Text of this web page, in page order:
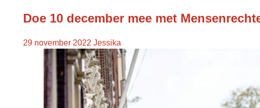
Doe 10 december mee met
29 november 2022 Jessika